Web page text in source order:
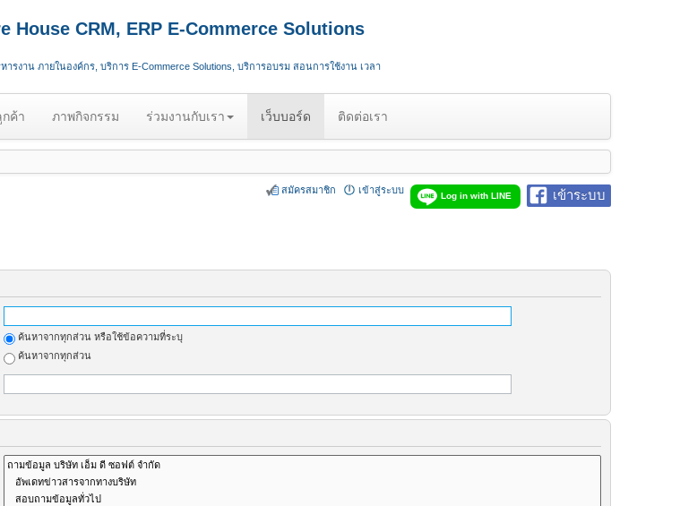
House CRM, ERP E-Commerce Solutions
รงาน ภายในองค์กร, บริการ E-Commerce Solutions, บริการอบรม สอนการใช้งาน เวลา
กค้า ภาพกิจกรรม ร่วมงานกับเรา เว็บบอร์ด ติดต่อเรา
เข้าระบบ
Log in with LINE
เข้าสู่ระบบ
สมัครสมาชิก
ค้นหาจากทุกส่วน หรือใช้ข้อความที่ระบุ
ค้นหาจากทุกส่วน